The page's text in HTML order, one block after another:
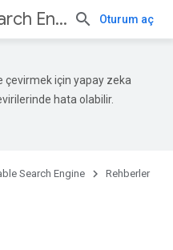
Programmable Search Engine Oturum aç
çevirmek için yapay zeka
hata olabilir.
Search Engine Rehberler